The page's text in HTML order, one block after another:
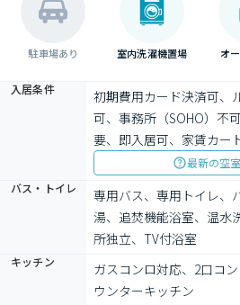
駐車場あり 室内洗濯機置場 オ
入居条件
初期費用カード決済可、
可、事務所（SOHO）不
要、即入居可、家賃カー
最新の空
バス・トイレ
専用バス、専用トイレ、
湯、追焚機能浴室、温水
所独立、TV付浴室
キッチン
ガスコンロ対応、2口コ
ウンターキッチン